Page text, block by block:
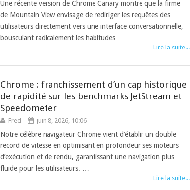
Une récente version de Chrome Canary montre que la firme
de Mountain View envisage de rediriger les requêtes des
utilisateurs directement vers une interface conversationnelle,
bousculant radicalement les habitudes …
Lire la suite...
Chrome : franchissement d’un cap historique
de rapidité sur les benchmarks JetStream et
Speedometer
Fred juin 8, 2026, 10:06
Notre célèbre navigateur Chrome vient d’établir un double
record de vitesse en optimisant en profondeur ses moteurs
d’exécution et de rendu, garantissant une navigation plus
fluide pour les utilisateurs. …
Lire la suite...